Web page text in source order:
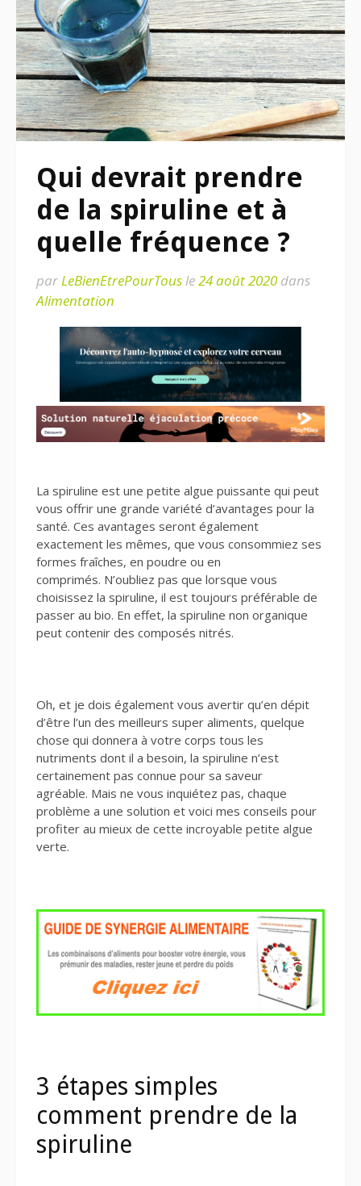
Qui devrait prendre
de la spiruline et à
quelle fréquence ?
parLeBienEtrePourTousle24 août 2020 dans
Alimentation
La spiruline est une petite algue puissante qui peut
vous offrir une grande variété d’avantages pour la
santé. Ces avantages seront également
exactement les mêmes, que vous consommiez ses
formes fraîches, en poudre ou en
comprimés. N’oubliez pas que lorsque vous
choisissez la spiruline, il est toujours préférable de
passer au bio. En effet, la spiruline non organique
peut contenir des composés nitrés.
Oh, et je dois également vous avertir qu’en dépit
d’être l’un des meilleurs super aliments, quelque
chose qui donnera à votre corps tous les
nutriments dont il a besoin, la spiruline n’est
certainement pas connue pour sa saveur
agréable. Mais ne vous inquiétez pas, chaque
problème a une solution et voici mes conseils pour
profiter au mieux de cette incroyable petite algue
verte.
3 étapes simples
comment prendre de la
spiruline